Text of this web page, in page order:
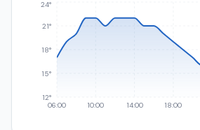
06:00 10:00 14:00 18:00
12°
15°
18°
21°
24°